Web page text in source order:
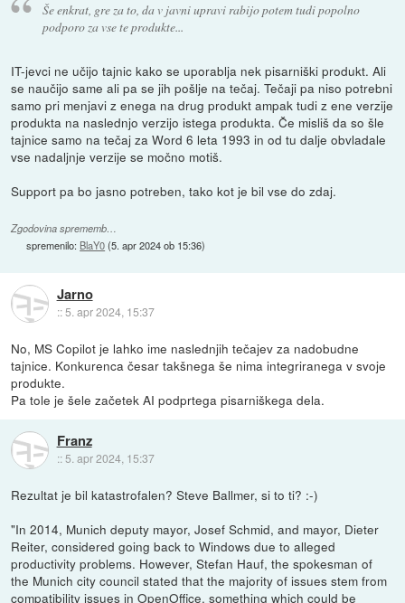
Še enkrat, gre za to, da v javni upravi rabijo potem tudi popolno
podporo za vse te produkte...
IT-jevci ne učijo tajnic kako se uporablja nek pisarniški produkt. Ali
se naučijo same ali pa se jih pošlje na tečaj. Tečaji pa niso potrebni
samo pri menjavi z enega na drug produkt ampak tudi z ene verzije
produkta na naslednjo verzijo istega produkta. Če misliš da so šle
tajnice samo na tečaj za Word 6 leta 1993 in od tu dalje obvladale
vse nadaljnje verzije se močno motiš.
Support pa bo jasno potreben, tako kot je bil vse do zdaj.
Zgodovina sprememb…
spremenilo: BlaY0(5. apr 2024 ob 15:36)
Jarno
::5. apr 2024, 15:37
No, MS Copilot je lahko ime naslednjih tečajev za nadobudne
tajnice. Konkurenca česar takšnega še nima integriranega v svoje
produkte.
Pa tole je šele začetek AI podprtega pisarniškega dela.
Franz
:: 5. apr 2024, 15:37
Rezultat je bil katastrofalen? Steve Ballmer, si to ti? :-)
"In 2014, Munich deputy mayor, Josef Schmid, and mayor, Dieter
Reiter, considered going back to Windows due to alleged
productivity problems. However, Stefan Hauf, the spokesman of
the Munich city council stated that the majority of issues stem from
compatibility issues in OpenOffice, something which could be